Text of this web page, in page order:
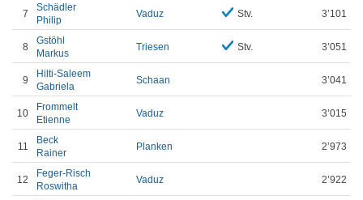
7
Schädler
Philip
Vaduz Stv. 3’101
8
Gstöhl
Markus
Triesen Stv. 3’051
9
Hilti-Saleem
Gabriela
Schaan 3’041
10
Frommelt
Etienne
Vaduz 3’015
11
Beck
Rainer
Planken 2’973
12
Feger-Risch
Roswitha
Vaduz 2’922